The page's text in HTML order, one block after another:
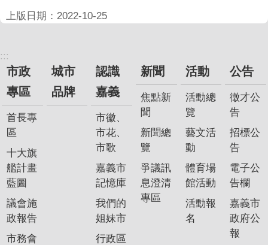
上版日期：2022-10-25
:::
市政
專區
首長專
區
十大旗
艦計畫
藍圖
議會施
政報告
市務會
城市
品牌
認識
嘉義
市徽、
市花、
市歌
嘉義市
記憶庫
我們的
姐妹市
行政區
新聞
焦點新
聞
新聞總
覽
爭議訊
息澄清
專區
活動
活動總
覽
藝文活
動
體育場
館活動
活動報
名
公告
徵才公
告
招標公
告
電子公
告欄
嘉義市
政府公
報